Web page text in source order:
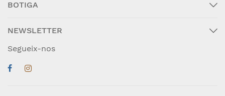
BOTIGA
NEWSLETTER
Segueix-nos